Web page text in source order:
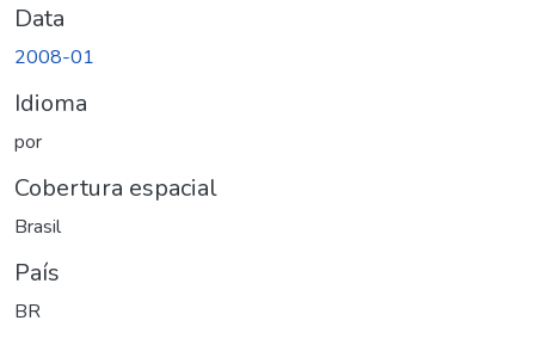
Data
2008-01
Idioma
por
Cobertura espacial
Brasil
País
BR